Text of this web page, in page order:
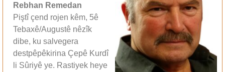
Rebhan Remedan
Piştî çend rojen kêm, 5ê
Tebaxê/Augustê nêzîk
dibe, ku salvegera
destpêpêkirina Çepê Kurdî
li Sûriyê ye. Rastiyek heye